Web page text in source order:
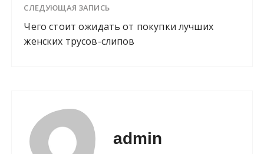
СЛЕДУЮЩАЯ ЗАПИСЬ
Чего стоит ожидать от покупки лучших
женских трусов-слипов
admin